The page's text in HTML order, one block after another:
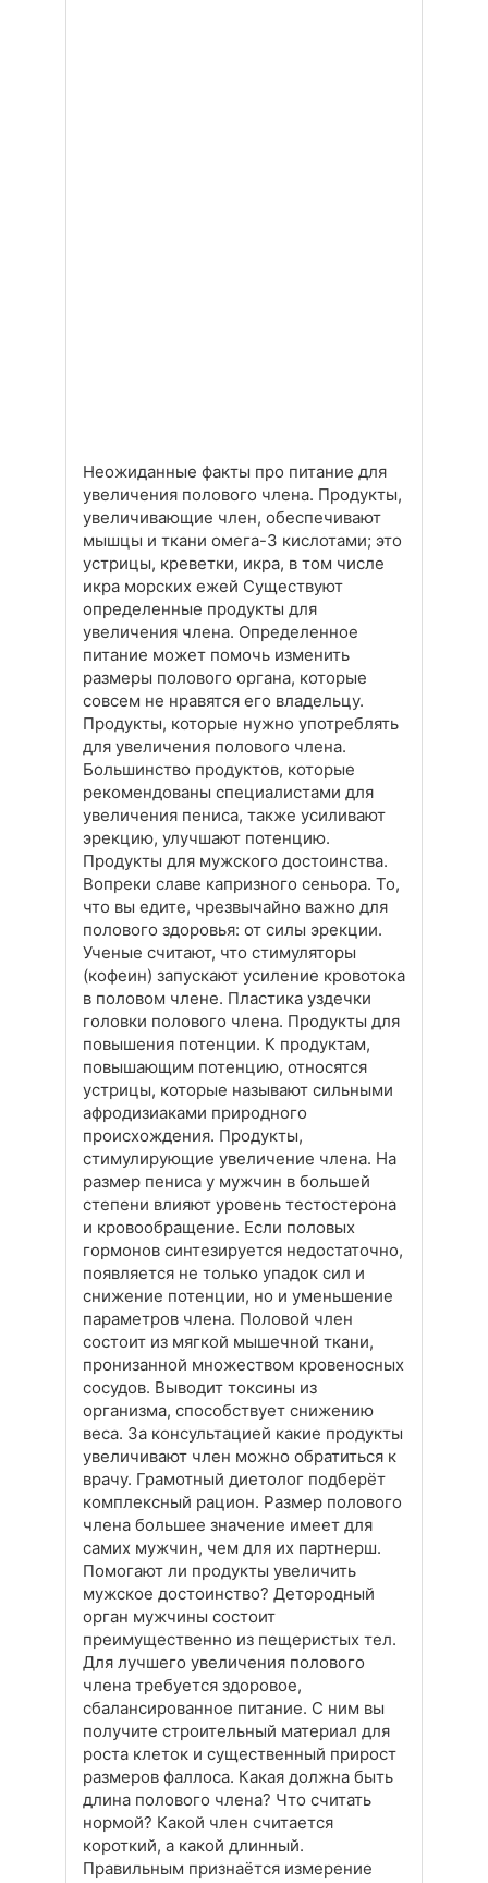
Неожиданные факты про питание для
увеличения полового члена. Продукты,
увеличивающие член, обеспечивают
мышцы и ткани омега-3 кислотами; это
устрицы, креветки, икра, в том числе
икра морских ежей Существуют
определенные продукты для
увеличения члена. Определенное
питание может помочь изменить
размеры полового органа, которые
совсем не нравятся его владельцу.
Продукты, которые нужно употреблять
для увеличения полового члена.
Большинство продуктов, которые
рекомендованы специалистами для
увеличения пениса, также усиливают
эрекцию, улучшают потенцию.
Продукты для мужского достоинства.
Вопреки славе капризного сеньора. То,
что вы едите, чрезвычайно важно для
полового здоровья: от силы эрекции.
Ученые считают, что стимуляторы
(кофеин) запускают усиление кровотока
в половом члене. Пластика уздечки
головки полового члена. Продукты для
повышения потенции. К продуктам,
повышающим потенцию, относятся
устрицы, которые называют сильными
афродизиаками природного
происхождения. Продукты,
стимулирующие увеличение члена. На
размер пениса у мужчин в большей
степени влияют уровень тестостерона
и кровообращение. Если половых
гормонов синтезируется недостаточно,
появляется не только упадок сил и
снижение потенции, но и уменьшение
параметров члена. Половой член
состоит из мягкой мышечной ткани,
пронизанной множеством кровеносных
сосудов. Выводит токсины из
организма, способствует снижению
веса. За консультацией какие продукты
увеличивают член можно обратиться к
врачу. Грамотный диетолог подберёт
комплексный рацион. Размер полового
члена большее значение имеет для
самих мужчин, чем для их партнерш.
Помогают ли продукты увеличить
мужское достоинство? Детородный
орган мужчины состоит
преимущественно из пещеристых тел.
Для лучшего увеличения полового
члена требуется здоровое,
сбалансированное питание. С ним вы
получите строительный материал для
роста клеток и существенный прирост
размеров фаллоса. Какая должна быть
длина полового члена? Что считать
нормой? Какой член считается
короткий, а какой длинный.
Правильным признаётся измерение